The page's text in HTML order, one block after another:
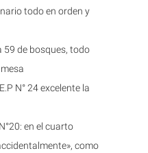
todo en orden y
59 de bosques, todo
N° 24 excelente la
en el cuarto
como